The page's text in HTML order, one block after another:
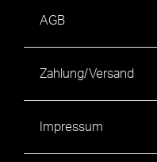
AGB
Zahlung/Versand
Impressum